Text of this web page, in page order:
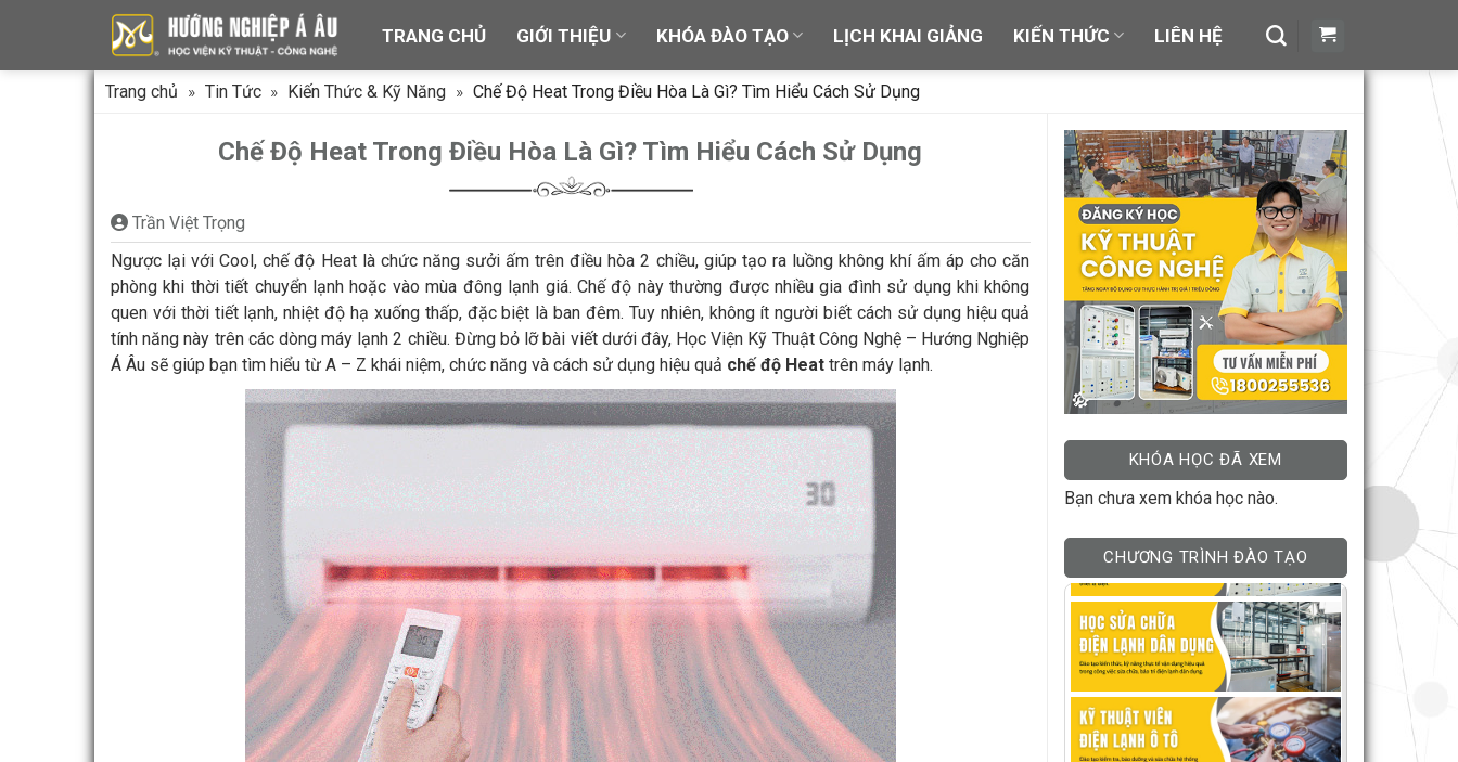
TRANG CHỦ GIỚI THIỆU KHÓA ĐÀO TẠO LỊCH KHAI GIẢNG KIẾN THỨC LIÊN HỆ
Trang chủ » Tin Tức » Kiến Thức & Kỹ Năng » Chế Độ Heat Trong Điều Hòa Là Gì? Tìm Hiểu Cách Sử Dụng
Chế Độ Heat Trong Điều Hòa Là Gì? Tìm Hiểu Cách Sử Dụng
Trần Việt Trọng
Ngược lại với Cool, chế độ Heat là chức năng sưởi ấm trên điều hòa 2 chiều, giúp tạo ra luồng không khí ấm áp cho căn
phòng khi thời tiết chuyển lạnh hoặc vào mùa đông lạnh giá. Chế độ này thường được nhiều gia đình sử dụng khi không
quen với thời tiết lạnh, nhiệt độ hạ xuống thấp, đặc biệt là ban đêm. Tuy nhiên, không ít người biết cách sử dụng hiệu quả
tính năng này trên các dòng máy lạnh 2 chiều. Đừng bỏ lỡ bài viết dưới đây, Học Viện Kỹ Thuật Công Nghệ – Hướng Nghiệp
Á Âu sẽ giúp bạn tìm hiểu từ A – Z khái niệm, chức năng và cách sử dụng hiệu quả chế độ Heat trên máy lạnh.
KHÓA HỌC ĐÃ XEM
Bạn chưa xem khóa học nào.
CHƯƠNG TRÌNH ĐÀO TẠO